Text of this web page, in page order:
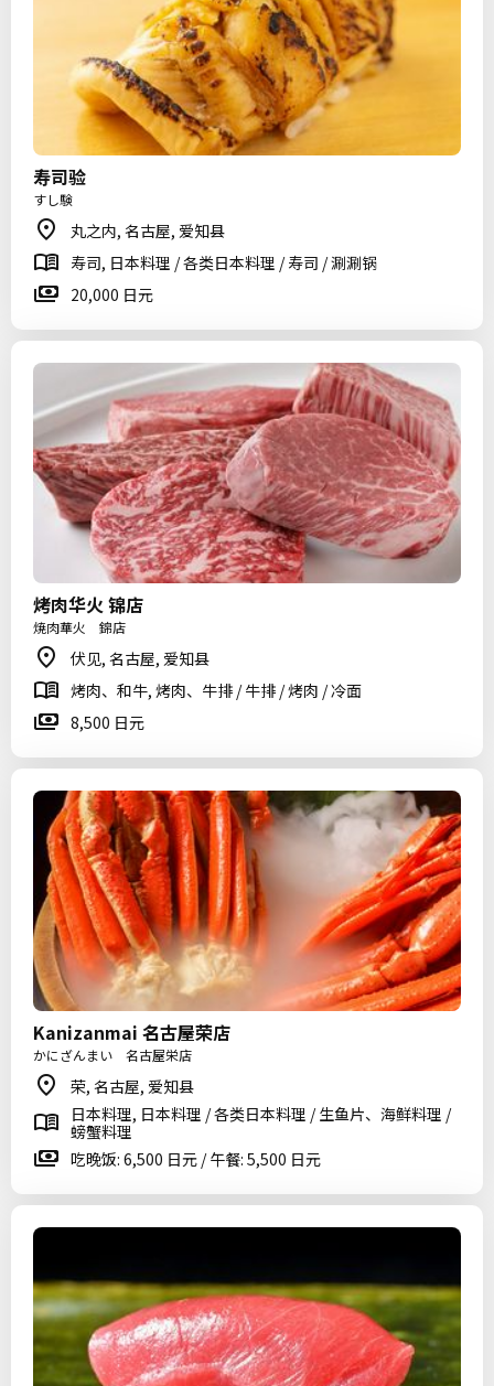
寿司验
すし験
丸之内, 名古屋, 爱知县
寿司, 日本料理 / 各类日本料理 / 寿司 / 涮涮锅
20,000 日元
烤肉华火 锦店
焼肉華火 錦店
伏见, 名古屋, 爱知县
烤肉、和牛, 烤肉、牛排 / 牛排 / 烤肉 / 冷面
8,500 日元
Kanizanmai 名古屋荣店
かにざんまい 名古屋栄店
荣, 名古屋, 爱知县
日本料理, 日本料理 / 各类日本料理 / 生鱼片、海鲜料理 /
螃蟹料理
吃晚饭: 6,500 日元 / 午餐: 5,500 日元